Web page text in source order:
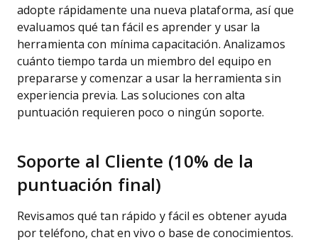
adopte rápidamente una nueva plataforma, así que
evaluamos qué tan fácil es aprender y usar la
herramienta con mínima capacitación. Analizamos
cuánto tiempo tarda un miembro del equipo en
prepararse y comenzar a usar la herramienta sin
experiencia previa. Las soluciones con alta
puntuación requieren poco o ningún soporte.
Soporte al Cliente (10% de la
puntuación final)
Revisamos qué tan rápido y fácil es obtener ayuda
por teléfono, chat en vivo o base de conocimientos.